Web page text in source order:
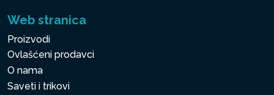
Web stranica
Proizvodi
Ovlašćeni prodavci
O nama
Saveti i trikovi